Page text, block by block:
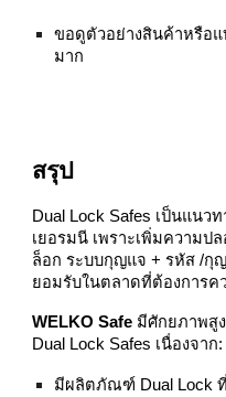
ขอดูตัวอย่างสินค้าหรือแ
มาก
สรุป
Dual Lock Safes เป็นแนว
เยอรมนี เพราะเพิ่มความป
ล็อก ระบบกุญแจ + รหัส /กุ
ยอมรับในตลาดที่ต้องการค
WELKO Safe มีศักยภาพสู
Dual Lock Safes เนื่องจาก:
มีผลิตภัณฑ์ Dual Lock